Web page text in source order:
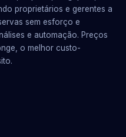
proprietários e gerentes a
sem esforço e
e automação. Preços
o melhor custo-